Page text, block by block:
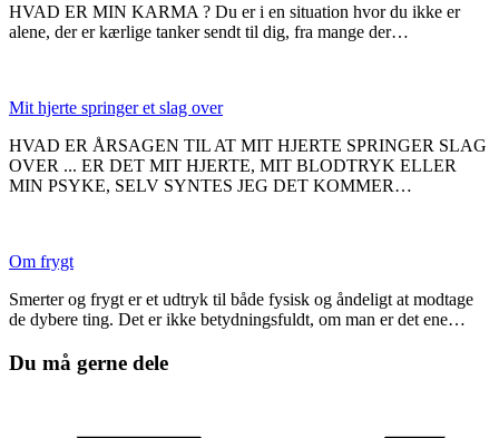
HVAD ER MIN KARMA ? Du er i en situation hvor du ikke er
alene, der er kærlige tanker sendt til dig, fra mange der…
Mit hjerte springer et slag over
HVAD ER ÅRSAGEN TIL AT MIT HJERTE SPRINGER SLAG
OVER ... ER DET MIT HJERTE, MIT BLODTRYK ELLER
MIN PSYKE, SELV SYNTES JEG DET KOMMER…
Om frygt
Smerter og frygt er et udtryk til både fysisk og åndeligt at modtage
de dybere ting. Det er ikke betydningsfuldt, om man er det ene…
Du må gerne dele